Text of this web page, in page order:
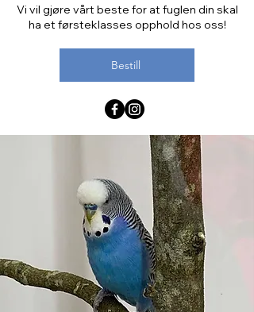
Vi vil gjøre vårt beste for at fuglen din skal
ha et førsteklasses opphold hos oss!
Bestill